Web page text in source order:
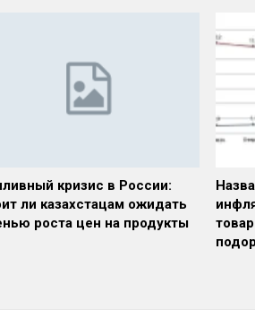
кризис в России:
ли казахстацам ожидать
роста цен на продукты